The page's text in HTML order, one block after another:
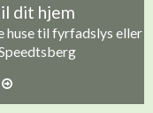
dit hjem
huse til fyrfadslys eller